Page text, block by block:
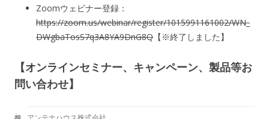
Zoomウェビナー登録：
https://zoom.us/webinar/register/1015991161002/WN_
DWgbaTosS7q3A8YA9DnG8Q 【※終了しました】
【オンラインセミナー、キャンペーン、製品等お
問い合わせ】